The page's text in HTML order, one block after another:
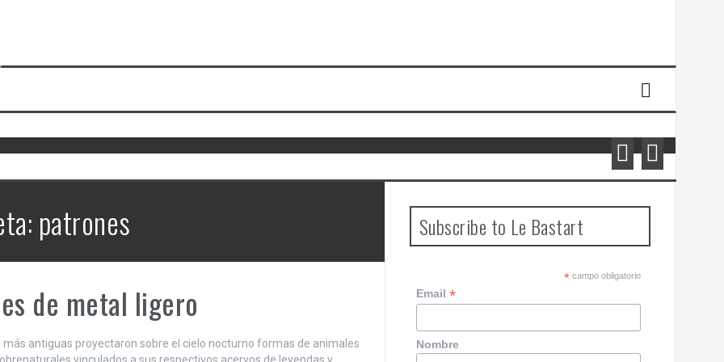
Mascaronas: un teatro líquido de Mutatis mutandis, persistencias y
patrones
de metal ligero
más antiguas proyectaron sobre el cielo nocturno formas de animales
vinculados a sus respectivos acervos de leyendas y
Subscribe to Le Bastart
*campo obligatorio
Email*
Nombre